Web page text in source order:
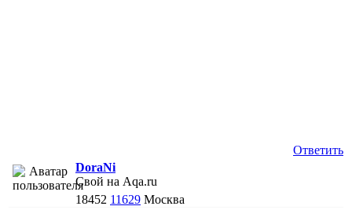
Ответить
DoraNi
Свой на Aqa.ru
18452 11629 Москва